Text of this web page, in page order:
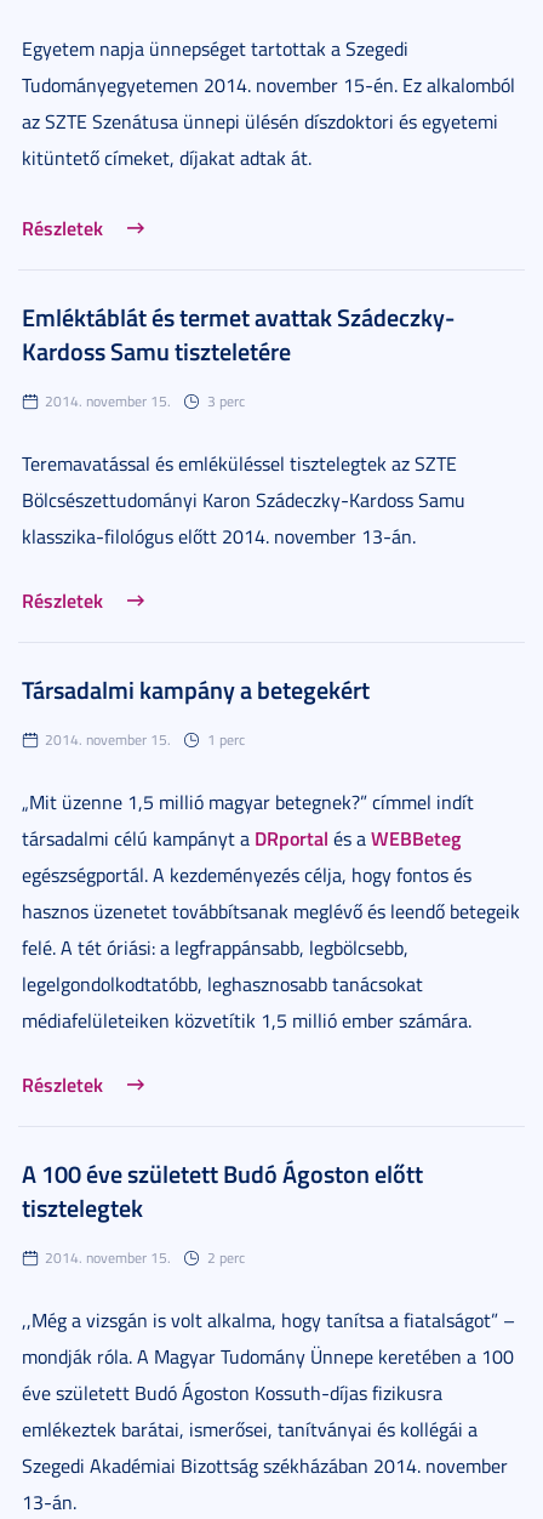
Egyetem napja ünnepséget tartottak a Szegedi
Tudományegyetemen 2014. november 15-én. Ez alkalomból
az SZTE Szenátusa ünnepi ülésén díszdoktori és egyetemi
kitüntető címeket, díjakat adtak át.
Részletek
Emléktáblát és termet avattak Szádeczky-
Kardoss Samu tiszteletére
2014. november 15. 3 perc
Teremavatással és emléküléssel tisztelegtek az SZTE
Bölcsészettudományi Karon Szádeczky-Kardoss Samu
klasszika-filológus előtt 2014. november 13-án.
Részletek
Társadalmi kampány a betegekért
2014. november 15. 1 perc
„Mit üzenne 1,5 millió magyar betegnek?” címmel indít
társadalmi célú kampányt a DRportal és aWEBBeteg
egészségportál. A kezdeményezés célja, hogy fontos és
hasznos üzenetet továbbítsanak meglévő és leendő betegeik
felé. A tét óriási: a legfrappánsabb, legbölcsebb,
legelgondolkodtatóbb, leghasznosabb tanácsokat
médiafelületeiken közvetítik 1,5 millió ember számára.
Részletek
A 100 éve született Budó Ágoston előtt
tisztelegtek
2014. november 15. 2 perc
,,Még a vizsgán is volt alkalma, hogy tanítsa a fiatalságot” –
mondják róla. A Magyar Tudomány Ünnepe keretében a 100
éve született Budó Ágoston Kossuth-díjas fizikusra
emlékeztek barátai, ismerősei, tanítványai és kollégái a
Szegedi Akadémiai Bizottság székházában 2014. november
13-án.